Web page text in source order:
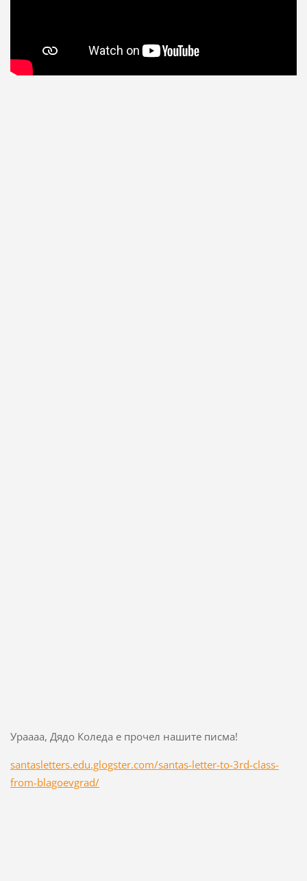
Ураааа, Дядо Коледа е прочел нашите писма!
santasletters.edu.glogster.com/santas-letter-to-3rd-class-
from-blagoevgrad/